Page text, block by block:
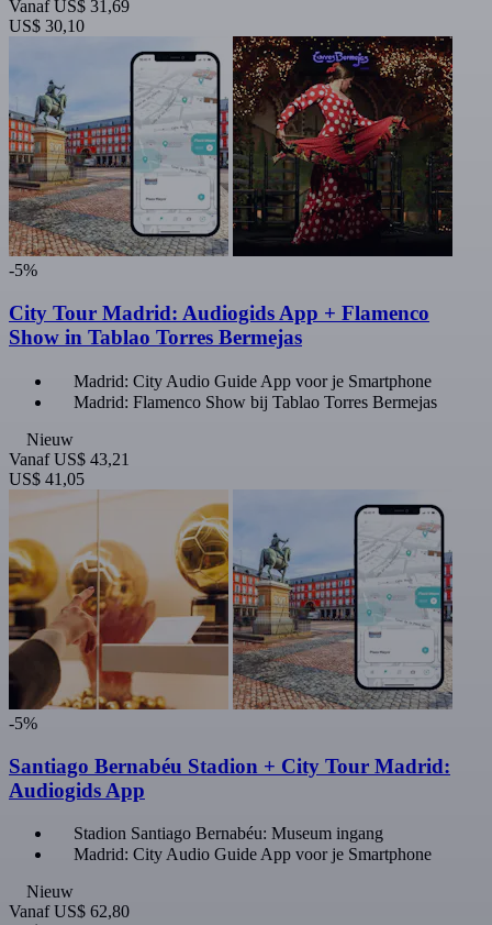
Vanaf US$ 31,69
US$ 30,10
-5%
City Tour Madrid: Audiogids App + Flamenco
Show in Tablao Torres Bermejas
Madrid: City Audio Guide App voor je Smartphone
Madrid: Flamenco Show bij Tablao Torres Bermejas
Nieuw
Vanaf US$ 43,21
US$ 41,05
-5%
Santiago Bernabéu Stadion + City Tour Madrid:
Audiogids App
Stadion Santiago Bernabéu: Museum ingang
Madrid: City Audio Guide App voor je Smartphone
Nieuw
Vanaf US$ 62,80